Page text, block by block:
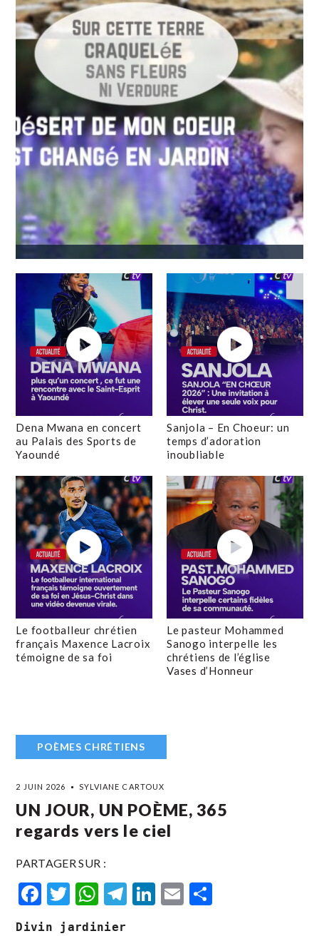
Dena Mwana en concert
au Palais des Sports de
Yaoundé
Sanjola – En Choeur: un
temps d’adoration
inoubliable
Le footballeur chrétien
français Maxence Lacroix
témoigne de sa foi
Le pasteur Mohammed
Sanogo interpelle les
chrétiens de l’église
Vases d’Honneur
POÈMES CHRÉTIENS
2 JUIN 2026 SYLVIANE CARTOUX
UN JOUR, UN POÈME, 365
regards vers le ciel
PARTAGER SUR :
Facebook
Twitter
WhatsApp
Telegram
LinkedIn
Email
Divin jardinier